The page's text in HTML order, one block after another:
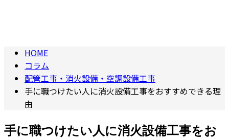
HOME
コラム
配管工事・消火設備・空調設備工事
手に職つけたい人に消火設備工事をおすすめできる理
由
手に職つけたい人に消火設備工事をお